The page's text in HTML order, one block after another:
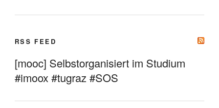
RSS FEED
[mooc] Selbstorganisiert im Studium
#imoox #tugraz #SOS